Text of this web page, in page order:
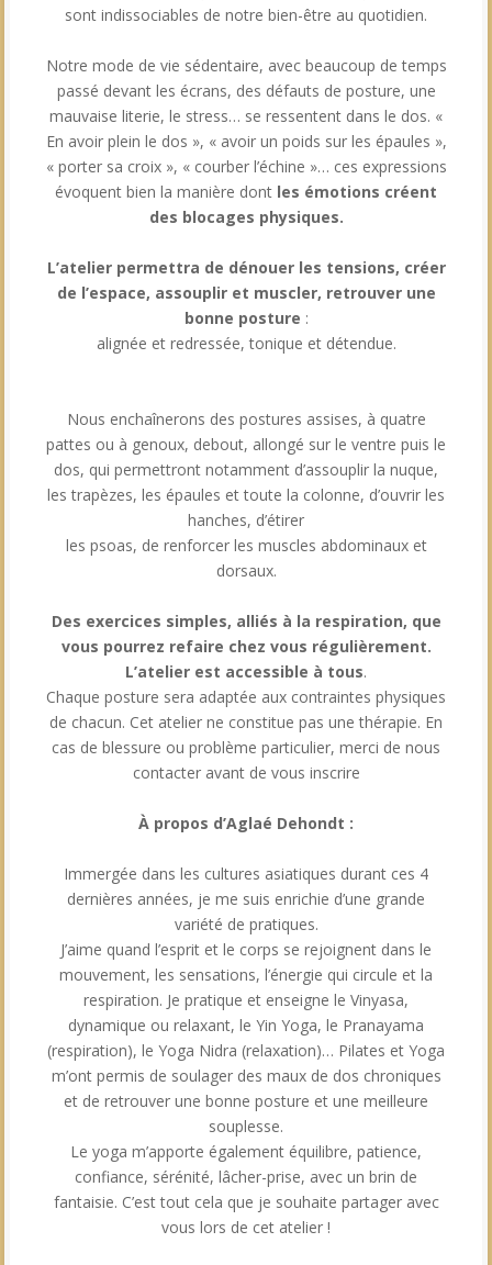
sont indissociables de notre bien-être au quotidien.
Notre mode de vie sédentaire, avec beaucoup de temps
passé devant les écrans, des défauts de posture, une
mauvaise literie, le stress… se ressentent dans le dos. «
En avoir plein le dos », « avoir un poids sur les épaules »,
« porter sa croix », « courber l’échine »… ces expressions
évoquent bien la manière dont les émotions créent
des blocages physiques.
L’atelier permettra de dénouer les tensions, créer
de l’espace, assouplir et muscler, retrouver une
bonne posture :
alignée et redressée, tonique et détendue.
Nous enchaînerons des postures assises, à quatre
pattes ou à genoux, debout, allongé sur le ventre puis le
dos, qui permettront notamment d’assouplir la nuque,
les trapèzes, les épaules et toute la colonne, d’ouvrir les
hanches, d’étirer
les psoas, de renforcer les muscles abdominaux et
dorsaux.
Des exercices simples, alliés à la respiration, que
vous pourrez refaire chez vous régulièrement.
L’atelier est accessible à tous.
Chaque posture sera adaptée aux contraintes physiques
de chacun. Cet atelier ne constitue pas une thérapie. En
cas de blessure ou problème particulier, merci de nous
contacter avant de vous inscrire
À propos d’Aglaé Dehondt :
​​​​Immergée dans les cultures asiatiques durant ces 4
dernières années, je me suis enrichie d’une grande
variété de pratiques.
J’aime quand l’esprit et le corps se rejoignent dans le
mouvement, les sensations, l’énergie qui circule et la
respiration. Je pratique et enseigne le Vinyasa,
dynamique ou relaxant, le Yin Yoga, le Pranayama
(respiration), le Yoga Nidra (relaxation)… Pilates et Yoga
m’ont permis de soulager des maux de dos chroniques
et de retrouver une bonne posture et une meilleure
souplesse.
Le yoga m’apporte également équilibre, patience,
confiance, sérénité, lâcher-prise, avec un brin de
fantaisie. C’est tout cela que je souhaite partager avec
vous lors de cet atelier !